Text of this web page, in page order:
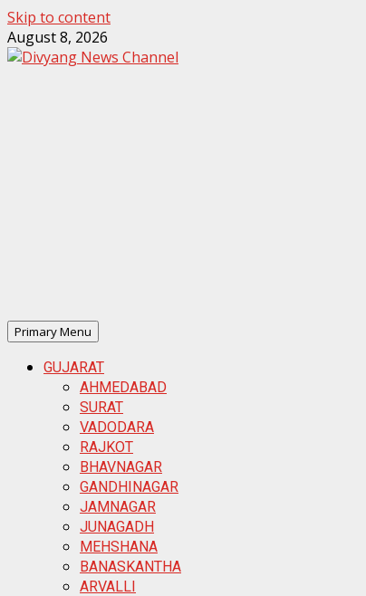
Skip to content
August 8, 2026
Primary Menu
GUJARAT
AHMEDABAD
SURAT
VADODARA
RAJKOT
BHAVNAGAR
GANDHINAGAR
JAMNAGAR
JUNAGADH
MEHSHANA
BANASKANTHA
ARVALLI